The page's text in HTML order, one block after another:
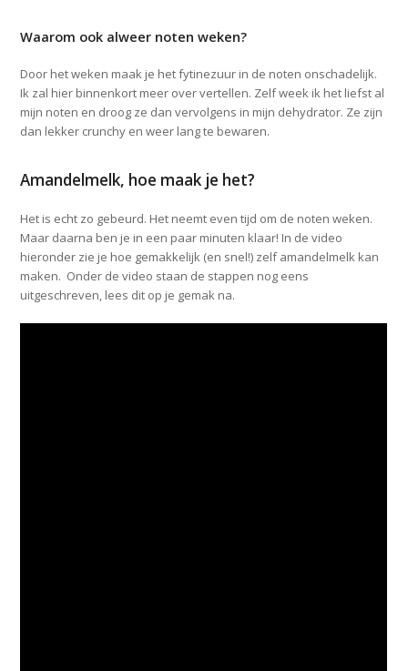
Waarom ook alweer noten weken?
Door het weken maak je het fytinezuur in de noten onschadelijk.
Ik zal hier binnenkort meer over vertellen. Zelf week ik het liefst al
mijn noten en droog ze dan vervolgens in mijn dehydrator. Ze zijn
dan lekker crunchy en weer lang te bewaren.
Amandelmelk, hoe maak je het?
Het is echt zo gebeurd. Het neemt even tijd om de noten weken.
Maar daarna ben je in een paar minuten klaar! In de video
hieronder zie je hoe gemakkelijk (en snel!) zelf amandelmelk kan
maken. Onder de video staan de stappen nog eens
uitgeschreven, lees dit op je gemak na.